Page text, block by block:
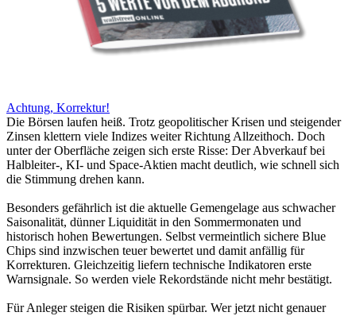
Achtung, Korrektur!
Die Börsen laufen heiß. Trotz geopolitischer Krisen und steigender
Zinsen klettern viele Indizes weiter Richtung Allzeithoch. Doch
unter der Oberfläche zeigen sich erste Risse: Der Abverkauf bei
Halbleiter-, KI- und Space-Aktien macht deutlich, wie schnell sich
die Stimmung drehen kann.
Besonders gefährlich ist die aktuelle Gemengelage aus schwacher
Saisonalität, dünner Liquidität in den Sommermonaten und
historisch hohen Bewertungen. Selbst vermeintlich sichere Blue
Chips sind inzwischen teuer bewertet und damit anfällig für
Korrekturen. Gleichzeitig liefern technische Indikatoren erste
Warnsignale. So werden viele Rekordstände nicht mehr bestätigt.
Für Anleger steigen die Risiken spürbar. Wer jetzt nicht genauer